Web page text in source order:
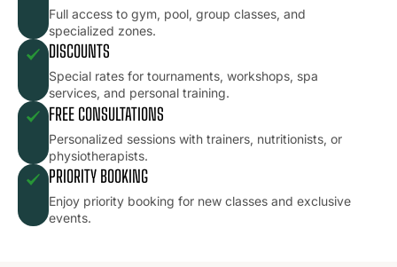
Full access to gym, pool, group classes, and
specialized zones.
DISCOUNTS
Special rates for tournaments, workshops, spa
services, and personal training.
FREE CONSULTATIONS
Personalized sessions with trainers, nutritionists, or
physiotherapists.
PRIORITY BOOKING
Enjoy priority booking for new classes and exclusive
events.